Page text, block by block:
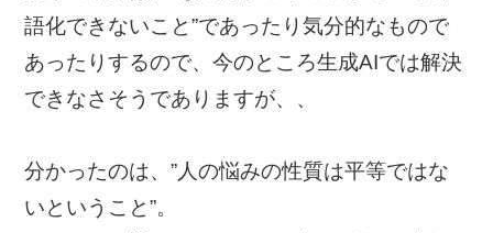
語化できないこと”であったり気分的なもので
あったりするので、今のところ生成AIでは解決
できなさそうでありますが、、
分かったのは、”人の悩みの性質は平等ではな
いということ”。